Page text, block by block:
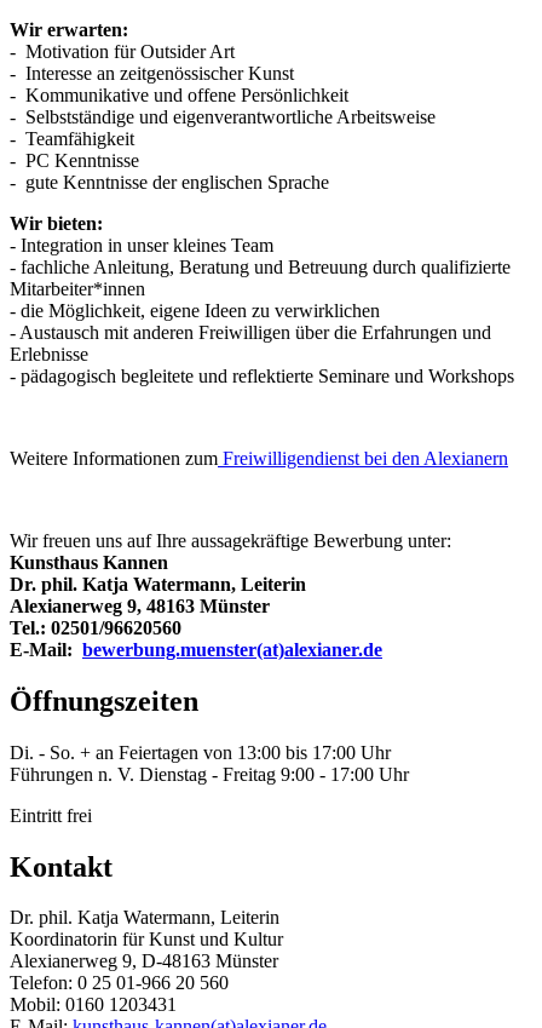
Wir erwarten:
- Motivation für Outsider Art
- Interesse an zeitgenössischer Kunst
- Kommunikative und offene Persönlichkeit
- Selbstständige und eigenverantwortliche Arbeitsweise
- Teamfähigkeit
- PC Kenntnisse
- gute Kenntnisse der englischen Sprache
Wir bieten:
- Integration in unser kleines Team
- fachliche Anleitung, Beratung und Betreuung durch qualifizierte
Mitarbeiter*innen
- die Möglichkeit, eigene Ideen zu verwirklichen
- Austausch mit anderen Freiwilligen über die Erfahrungen und
Erlebnisse
- pädagogisch begleitete und reflektierte Seminare und Workshops
Weitere Informationen zum Freiwilligendienst bei den Alexianern
Wir freuen uns auf Ihre aussagekräftige Bewerbung unter:
Kunsthaus Kannen
Dr. phil. Katja Watermann, Leiterin
Alexianerweg 9, 48163 Münster
Tel.: 02501/96620560
E-Mail: bewerbung.muenster(at)alexianer.de
Öffnungszeiten
Di. - So. + an Feiertagen von 13:00 bis 17:00 Uhr
Führungen n. V. Dienstag - Freitag 9:00 - 17:00 Uhr
Eintritt frei
Kontakt
Dr. phil. Katja Watermann, Leiterin
Koordinatorin für Kunst und Kultur
Alexianerweg 9, D-48163 Münster
Telefon: 0 25 01-966 20 560
Mobil: 0160 1203431